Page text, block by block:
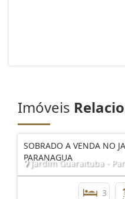
Imóveis
SOBRADO A VENDA NO
PARANAGUA
Jardim Guaraituba -
3